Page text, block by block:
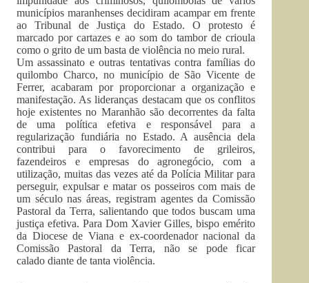
municípios maranhenses decidiram acampar em frente
ao Tribunal de Justiça do Estado. O protesto é
marcado por cartazes e ao som do tambor de crioula
como o grito de um basta de violência no meio rural.
Um assassinato e outras tentativas contra famílias do
quilombo Charco, no município de São Vicente de
Ferrer, acabaram por proporcionar a organização e
manifestação. As lideranças destacam que os conflitos
hoje existentes no Maranhão são decorrentes da falta
de uma política efetiva e responsável para a
regularização fundiária no Estado. A ausência dela
contribui para o favorecimento de grileiros,
fazendeiros e empresas do agronegócio, com a
utilização, muitas das vezes até da Polícia Militar para
perseguir, expulsar e matar os posseiros com mais de
um século nas áreas, registram agentes da Comissão
Pastoral da Terra, salientando que todos buscam uma
justiça efetiva. Para Dom Xavier Gilles, bispo emérito
da Diocese de Viana e ex-coordenador nacional da
Comissão Pastoral da Terra, não se pode ficar
calado diante de tanta violência.